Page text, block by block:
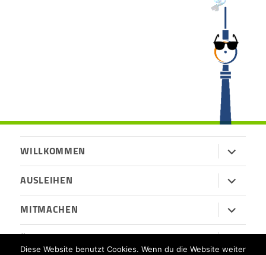
WILLKOMMEN
öffnen
AUSLEIHEN
öffnen
MITMACHEN
öffnen
ÜBER UNS
öffnen
Diese Website benutzt Cookies. Wenn du die Website weiter